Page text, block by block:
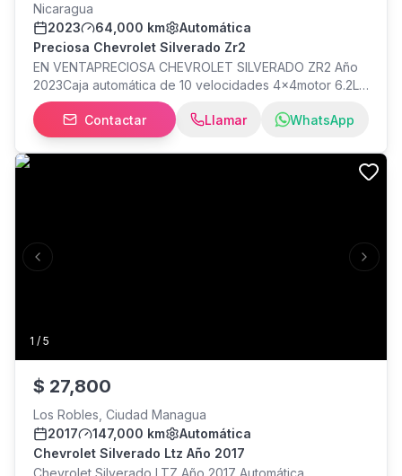
Nicaragua
2023
64,000 km
Automática
Preciosa Chevrolet Silverado Zr2
EN VENTAPRECIOSA CHEVROLET SILVERADO ZR2 Año
2023Caja automática de 10 velocidades 4x4motor 6.2L
gasolina asientos de cuero, eléctricos y
climatizadosQuemacoco eléctrico sistema de audio
Bose, radio con soporte car play y Android auto filtro de
aire k&N Para más información al numero WhatsApp.
Contactar Llamar WhatsApp
1 / 5
Previous slide Next
$ 27,800
Los Robles, Ciudad Managua
2017
147,000 km
Automática
Chevrolet Silverado Ltz Año 2017
Chevrolet Silverado LTZ Año 2017 Automática